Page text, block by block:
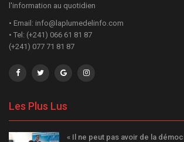
l'information au quotidien
• Email: info@laplumedelinfo.com
• Tel: (+241) 066 61 81 87
(+241) 077 71 81 87
Les Plus Lus
« Il ne peut pas avoir de la